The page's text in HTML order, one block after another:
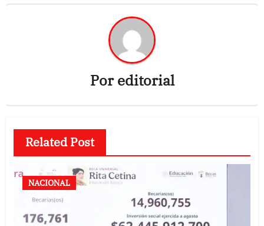
Poreditorial
Related Post
NACIONAL